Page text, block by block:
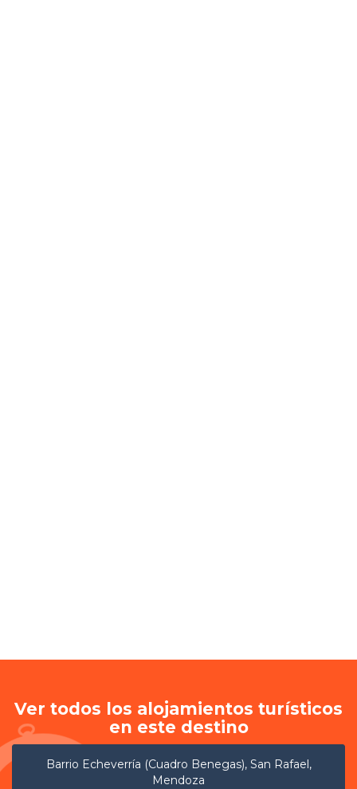
Ver todos los alojamientos turísticos
en este destino
Barrio Echeverría (Cuadro Benegas), San Rafael,
Mendoza